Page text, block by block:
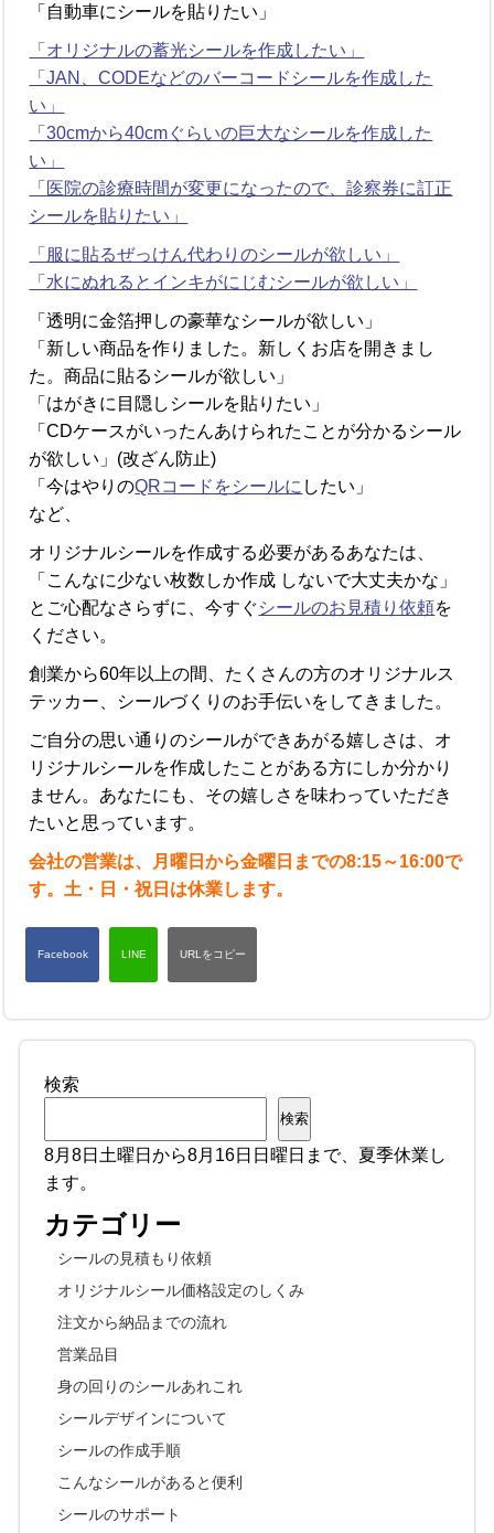
「自動車にシールを貼りたい」
「オリジナルの蓄光シールを作成したい」
「JAN、CODEなどのバーコードシールを作成した
い」
「30cmから40cmぐらいの巨大なシールを作成した
い」
「医院の診療時間が変更になったので、診察券に訂正
シールを貼りたい」
「服に貼るぜっけん代わりのシールが欲しい」
「水にぬれるとインキがにじむシールが欲しい」
「透明に金箔押しの豪華なシールが欲しい」
「新しい商品を作りました。新しくお店を開きまし
た。商品に貼るシールが欲しい」
「はがきに目隠しシールを貼りたい」
「CDケースがいったんあけられたことが分かるシール
が欲しい」(改ざん防止)
「今はやりのQRコードをシールに したい」
など、
オリジナルシールを作成する必要があるあなたは、
「こんなに少ない枚数しか作成 しないで大丈夫かな」
とご心配なさらずに、今すぐシールのお見積り依頼を
ください。
創業から60年以上の間、たくさんの方のオリジナルス
テッカー、シールづくりのお手伝いをしてきました。
ご自分の思い通りのシールができあがる嬉しさは、オ
リジナルシールを作成したことがある方にしか分かり
ません。あなたにも、その嬉しさを味わっていただき
たいと思っています。
会社の営業は、月曜日から金曜日までの8:15～16:00で
す。土・日・祝日は休業します。
検索
検索
8月8日土曜日から8月16日日曜日まで、夏季休業し
ます。
カテゴリー
シールの見積もり依頼
オリジナルシール価格設定のしくみ
注文から納品までの流れ
営業品目
身の回りのシールあれこれ
シールデザインについて
シールの作成手順
こんなシールがあると便利
シールのサポート